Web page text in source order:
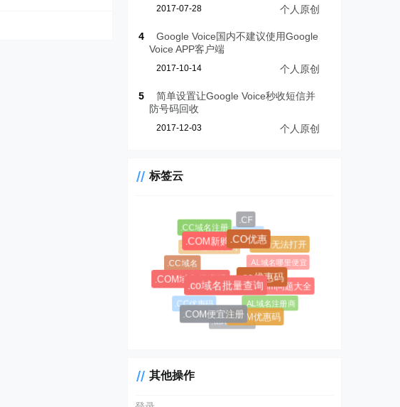
2017-07-28 个人原创
4
Google Voice国内不建议使用Google
Voice APP客户端
2017-10-14 个人原创
5
简单设置让Google Voice秒收短信并
防号码回收
2017-12-03 个人原创
标签云
#1045
#1146
$0.99超级优惠码
.AL域名
.AL域名哪里便宜
.AL域名注册商
.asia优惠码
.CC优惠码
.CC域名
.CC域名注册
.CF
.chm无法打开
.chm问题大全
.COM优惠码
.COM便宜注册
.COM域名优惠码
.COM新购.CO优惠
.co优惠码
.co域名批量查询
其他操作